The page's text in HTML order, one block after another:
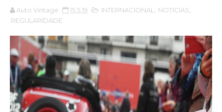
Auto Vintage 15.5.19 INTERNACIONAL NOTICIAS
REGULARIDADE